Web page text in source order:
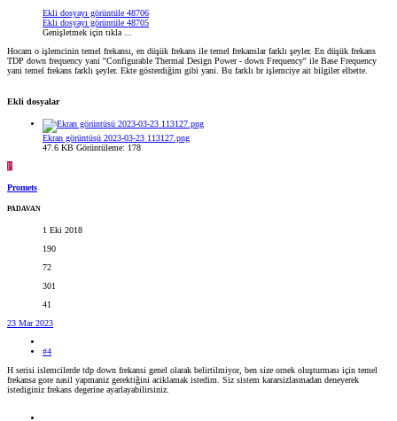
Ekli dosyayı görüntüle 48706
Ekli dosyayı görüntüle 48705
Genişletmek için tıkla ...
Hocam o işlemcinin temel frekansı, en düşük frekans ile temel frekanslar farklı şeyler. En düşük frekans
TDP down frequency yani ''Configurable Thermal Design Power - down Frequency'' ile Base Frequency
yani temel frekans farklı şeyler. Ekte gösterdiğim gibi yani. Bu farklı br işlemciye ait bilgiler elbette.
Ekli dosyalar
Ekran görüntüsü 2023-03-23 113127.png
47.6 KB Görüntüleme: 178
P
Promets
PADAVAN
1 Eki 2018
190
72
301
41
23 Mar 2023
#4
H serisi islemcilerde tdp down frekansi genel olarak belirtilmiyor, ben size ornek oluşturması için temel
frekansa gore nasil yapmaniz gerektiğini aciklamak istedim. Siz sistem kararsizlasmadan deneyerek
istediginiz frekans degerine ayarlayabilirsiniz.